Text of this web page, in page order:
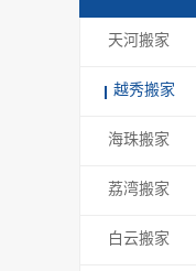
天河搬家
越秀搬家
海珠搬家
荔湾搬家
白云搬家